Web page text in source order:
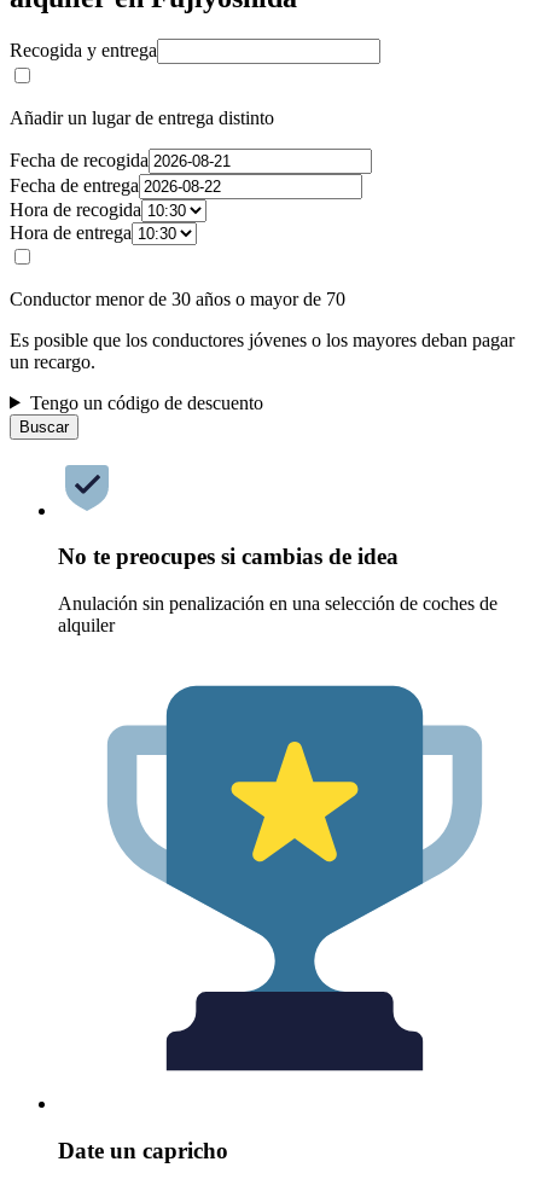
Recogida y entrega
Añadir un lugar de entrega distinto
Fecha de recogida
Fecha de entrega
Hora de recogida
Hora de entrega
Conductor menor de 30 años o mayor de 70
Es posible que los conductores jóvenes o los mayores deban pagar
un recargo.
Tengo un código de descuento
Buscar
No te preocupes si cambias de idea
Anulación sin penalización en una selección de coches de
alquiler
Date un capricho